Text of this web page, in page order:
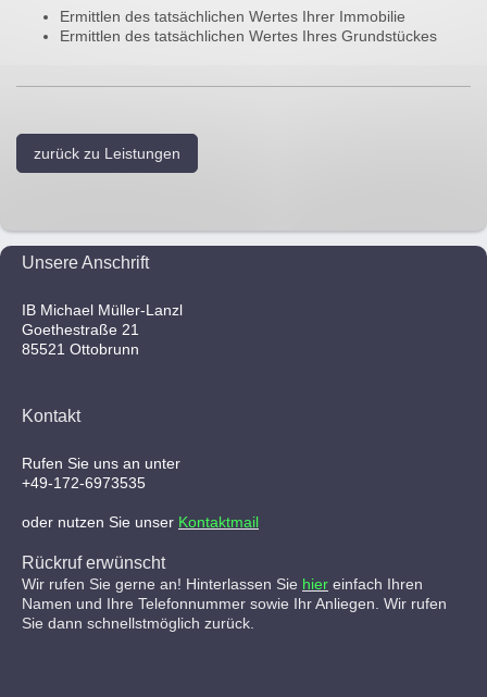
Ermittlen des tatsächlichen Wertes Ihrer Immobilie
Ermittlen des tatsächlichen Wertes Ihres Grundstückes
zurück zu Leistungen
Unsere Anschrift
IB Michael Müller-Lanzl
Goethestraße 21
85521 Ottobrunn
Kontakt
Rufen Sie uns an unter
+49-172-6973535
oder nutzen Sie unser Kontaktmail
Rückruf erwünscht
Wir rufen Sie gerne an! Hinterlassen Sie hier einfach Ihren
Namen und Ihre Telefonnummer sowie Ihr Anliegen. Wir rufen
Sie dann schnellstmöglich zurück.